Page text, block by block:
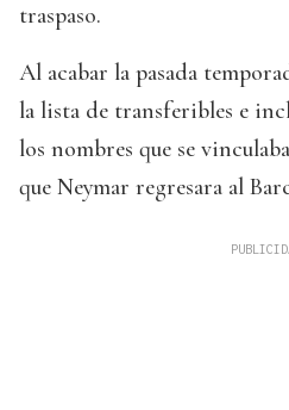
traspaso.
Al acabar la pasada
la lista de transferibles e
los nombres que se
que Neymar regresara al